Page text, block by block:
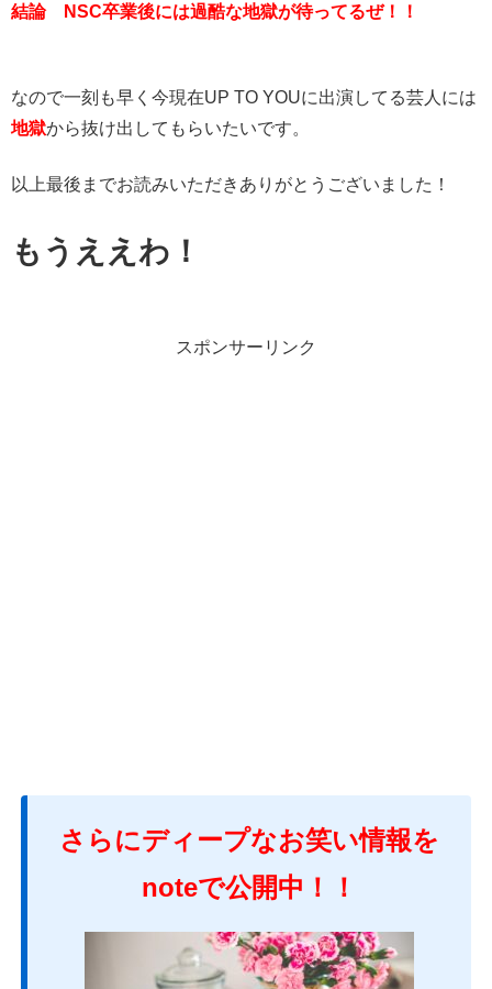
結論 NSC卒業後には過酷な地獄が待ってるぜ！！
なので一刻も早く今現在UP TO YOUに出演してる芸人には
地獄から抜け出してもらいたいです。
以上最後までお読みいただきありがとうございました！
もうええわ！
スポンサーリンク
さらにディープなお笑い情報を
noteで公開中！！